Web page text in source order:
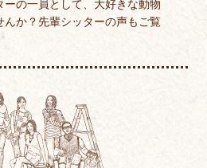
ーの一員として、大好きな動物
んか？先輩シッターの声もご覧